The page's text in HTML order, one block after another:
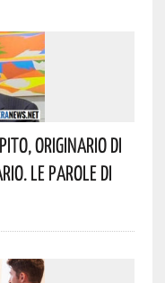
Originario Di
Le Parole Di